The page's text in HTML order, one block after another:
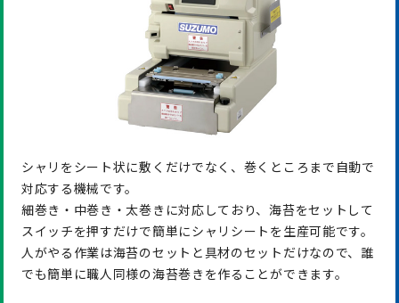
シャリをシート状に敷くだけでなく、巻くところまで自動で
対応する機械です。
細巻き・中巻き・太巻きに対応しており、海苔をセットして
スイッチを押すだけで簡単にシャリシートを生産可能です。
人がやる作業は海苔のセットと具材のセットだけなので、誰
でも簡単に職人同様の海苔巻きを作ることができます。